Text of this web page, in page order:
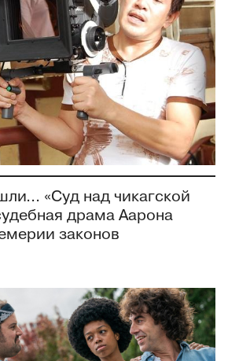
«Суд над чикагской
драма Аарона
законов